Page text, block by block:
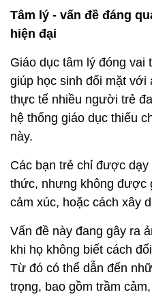
Tâm lý - vấn đề đáng
hiện đại
Giáo dục tâm lý đóng vai
giúp học sinh đối mặt với
thực tế nhiều người trẻ
hệ thống giáo dục thiếu
này.
Các bạn trẻ chỉ được
thức, nhưng không được
cảm xúc, hoặc cách xây
Vấn đề này đang gây ra
khi họ không biết cách
Từ đó có thể dẫn đến
trọng, bao gồm trầm